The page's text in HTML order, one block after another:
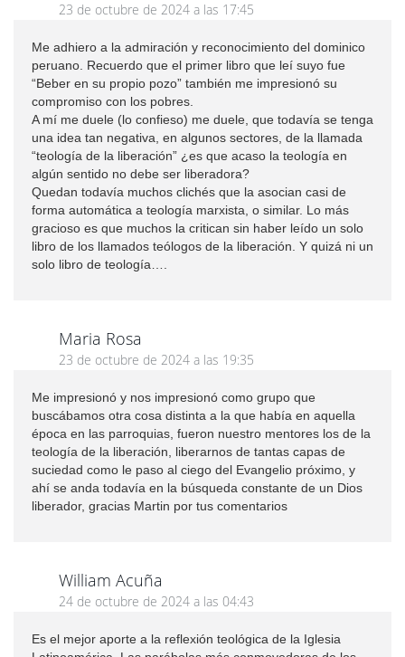
23 de octubre de 2024 a las 17:45
Me adhiero a la admiración y reconocimiento del dominico
peruano. Recuerdo que el primer libro que leí suyo fue
“Beber en su propio pozo” también me impresionó su
compromiso con los pobres.
A mí me duele (lo confieso) me duele, que todavía se tenga
una idea tan negativa, en algunos sectores, de la llamada
“teología de la liberación” ¿es que acaso la teología en
algún sentido no debe ser liberadora?
Quedan todavía muchos clichés que la asocian casi de
forma automática a teología marxista, o similar. Lo más
gracioso es que muchos la critican sin haber leído un solo
libro de los llamados teólogos de la liberación. Y quizá ni un
solo libro de teología….
Maria Rosa
23 de octubre de 2024 a las 19:35
Me impresionó y nos impresionó como grupo que
buscábamos otra cosa distinta a la que había en aquella
época en las parroquias, fueron nuestro mentores los de la
teología de la liberación, liberarnos de tantas capas de
suciedad como le paso al ciego del Evangelio próximo, y
ahí se anda todavía en la búsqueda constante de un Dios
liberador, gracias Martin por tus comentarios
William Acuña
24 de octubre de 2024 a las 04:43
Es el mejor aporte a la reflexión teológica de la Iglesia